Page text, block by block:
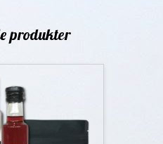
produkter